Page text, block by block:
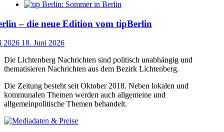
– die neue Edition vom tipBerlin
2026 18. Juni 2026
Die Lichtenberg Nachrichten sind politisch unabhängig und
thematisieren Nachrichten aus dem Bezirk Lichtenberg.
Die Zeitung besteht seit Oktober 2018. Neben lokalen und
kommunalen Themen werden auch allgemeine und
allgemeinpolitische Themen behandelt.